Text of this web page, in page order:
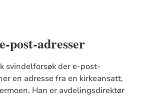
post-adresser
svindelforsøk der e-post-
en adresse fra en kirkeansatt,
Han er avdelingsdirektør